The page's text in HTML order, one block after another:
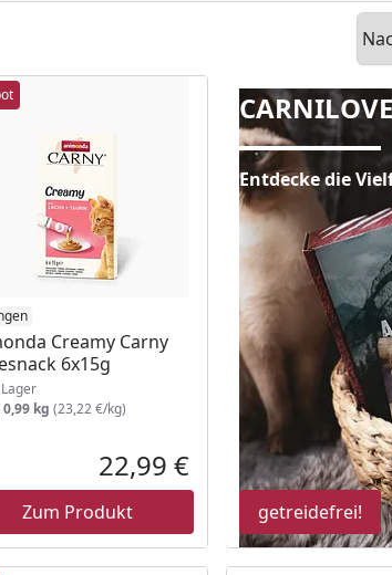
Creamy Carny
6x15g
am Lager
0,99 kg (23,22 €/kg)
Aktueller Preis
22,99 €
Zum Produkt
CARNILOVE -
Entdecke die
getreidefrei!